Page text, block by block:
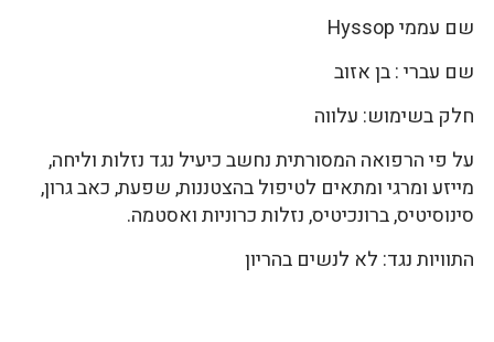
שם עממי Hyssop
שם עברי : בן אזוב
חלק בשימוש: עלווה
על פי הרפואה המסורתית נחשב כיעיל נגד נזלות וליחה,
מייזע ומרגי ומתאים לטיפול בהצטננות, שפעת, כאב גרון,
סינוסיטיס, ברונכיטיס, נזלות כרוניות ואסטמה.
התוויות נגד: לא לנשים בהריון